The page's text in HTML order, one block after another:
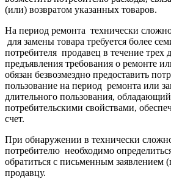
(или) возвратом указанных товаров.
На период ремонта технически
для замены товара требуется более
потребителя продавец в течение трех
предъявления требования о ремонте
обязан безвозмездно предоставить
пользование на период ремонта или
длительного пользования,
потребительскими свойствами,
счет.
При обнаружении в технически
потребителю необходимо
обратиться с письменным заявлением
продавцу.